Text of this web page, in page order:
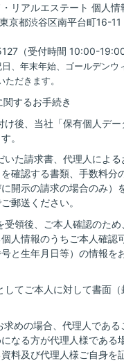
リアルエステート 個人情
都渋谷区南平台町16-
（受付時間 10:00-19:00
、年末年始、ゴールデンウ
だきます。
するお手続き
後、当社「保有個人デー
。
た請求書、代理人による
確認する書類、手数料分
開示の請求の場合のみ）
郵送ください。
領後、ご本人確認のため
人情報のうちご本人確認
号と生年月日等）の情報を
てご本人に対して書面（
求めの場合、代理人であ
なる方が代理人様である
料及び代理人様ご自身を